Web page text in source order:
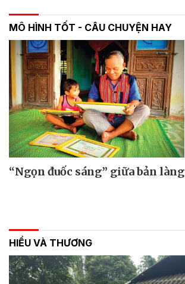
MÔ HÌNH TỐT - CÂU CHUYỆN HAY
“Ngọn đuốc sáng” giữa bản làng
HIỂU VÀ THƯƠNG